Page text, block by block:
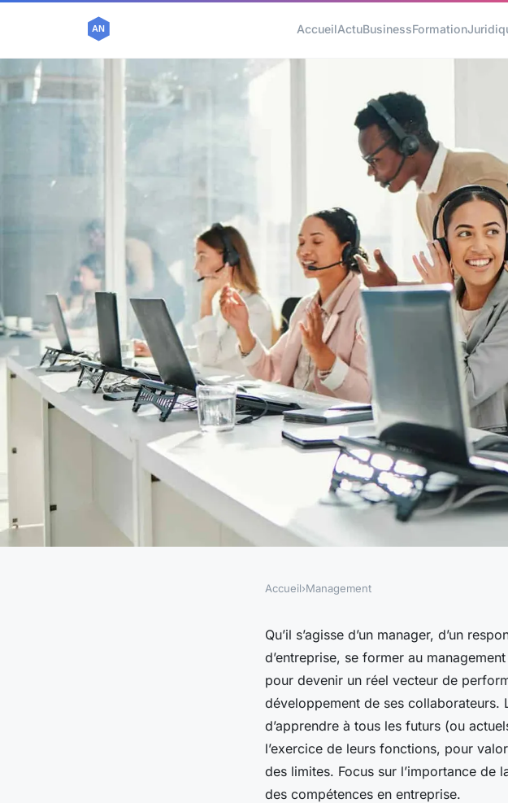
AccueilActuBusinessFormation
Compétences en entreprise
avantages de faire appel à un
organisme de formation en
Accueil›Management
Qu’il s’agisse d’un manager, d’un
d’entreprise, se former au
pour devenir un réel vecteur de
développement de ses collaborateurs.
d’apprendre à tous les futurs (ou
l’exercice de leurs fonctions, pour
des limites. Focus sur l’importance de
des compétences en entreprise.